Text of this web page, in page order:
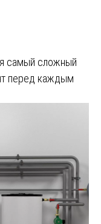
самый сложный
перед каждым